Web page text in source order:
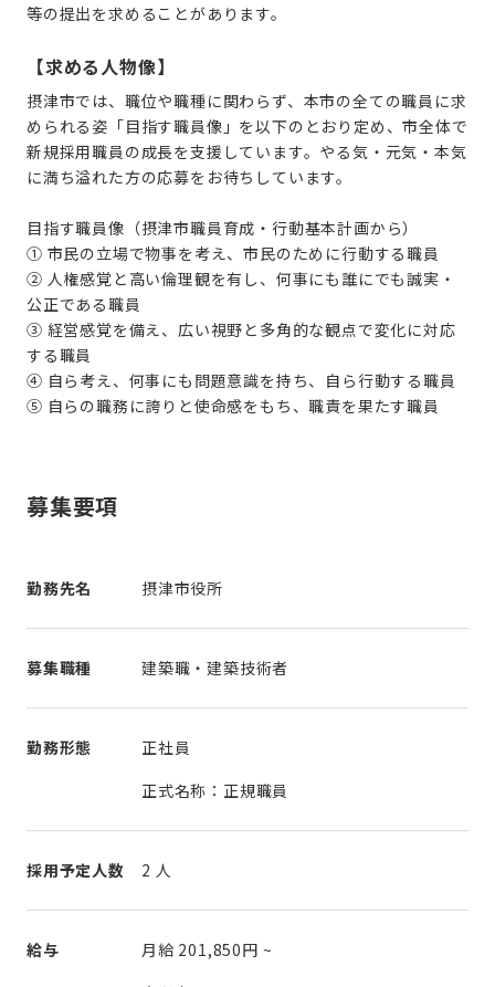
等の提出を求めることがあります。
【求める人物像】
摂津市では、職位や職種に関わらず、本市の全ての職員に求
められる姿「目指す職員像」を以下のとおり定め、市全体で
新規採用職員の成長を支援しています。やる気・元気・本気
に満ち溢れた方の応募をお待ちしています。
目指す職員像（摂津市職員育成・行動基本計画から）
① 市民の立場で物事を考え、市民のために行動する職員
② 人権感覚と高い倫理観を有し、何事にも誰にでも誠実・
公正である職員
③ 経営感覚を備え、広い視野と多角的な観点で変化に対応
する職員
④ 自ら考え、何事にも問題意識を持ち、自ら行動する職員
⑤ 自らの職務に誇りと使命感をもち、職責を果たす職員
募集要項
勤務先名 摂津市役所
募集職種 建築職・建築技術者
勤務形態
正社員
正式名称：正規職員
採用予定人数 2 人
給与 月給 201,850円 ~